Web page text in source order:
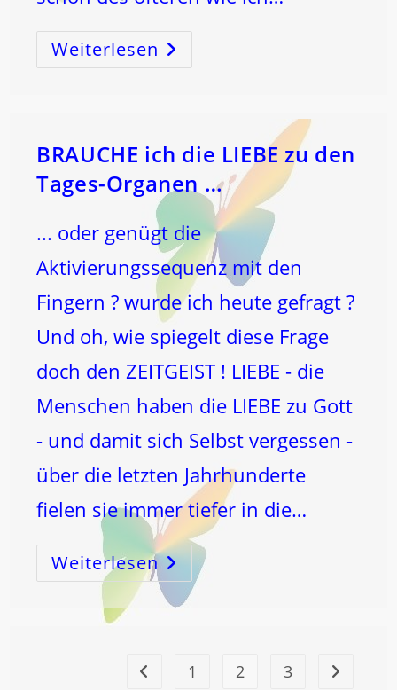
Weiterlesen WIR
SIND
EINS
BRAUCHE ich die LIEBE zu den
Tages-Organen …
... oder genügt die
Aktivierungssequenz mit den
Fingern ? wurde ich heute gefragt ?
Und oh, wie spiegelt diese Frage
doch den ZEITGEIST ! LIEBE - die
Menschen haben die LIEBE zu Gott
- und damit sich Selbst vergessen -
über die letzten Jahrhunderte
fielen sie immer tiefer in die…
WeiterlesenBRAUCHE
Ich
Die
LIEBE
Zu
Zur vorherigen Seite
1 2 3 Zur